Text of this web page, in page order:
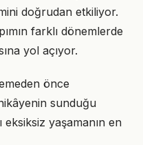
doğrudan etkiliyor.
farklı dönemlerde
yol açıyor.
önce
sunduğu
yaşamanın en